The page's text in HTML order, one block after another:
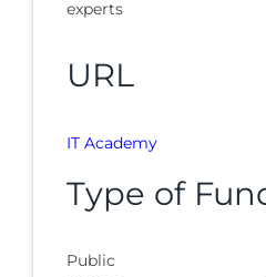
experts
URL
IT Academy
Type of
Public